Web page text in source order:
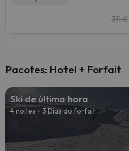
311 €
Pacotes: Hotel + Forfait
Ski de última hora
4 noites + 3 Dias do forfait